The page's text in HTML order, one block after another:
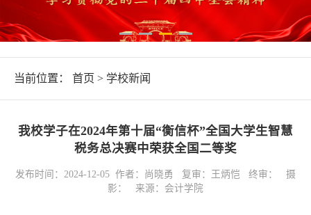
当前位置： 首页 > 学校新闻
我校学子在2024年第十届“衡信杯”全国大学生智慧
税务总决赛中荣获全国二等奖
发布时间：2024-12-05 作者：尚晓勇 复审：王炳恺 终审： 摄
影： 来源：会计学院